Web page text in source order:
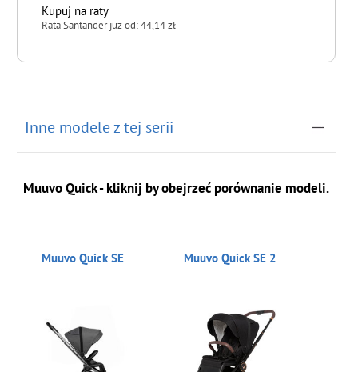
Kupuj na raty
Rata Santander już od: 44,14 zł
Inne modele z tej serii
Muuvo Quick - kliknij by obejrzeć porównanie modeli.
Muuvo Quick SE Muuvo Quick SE 2